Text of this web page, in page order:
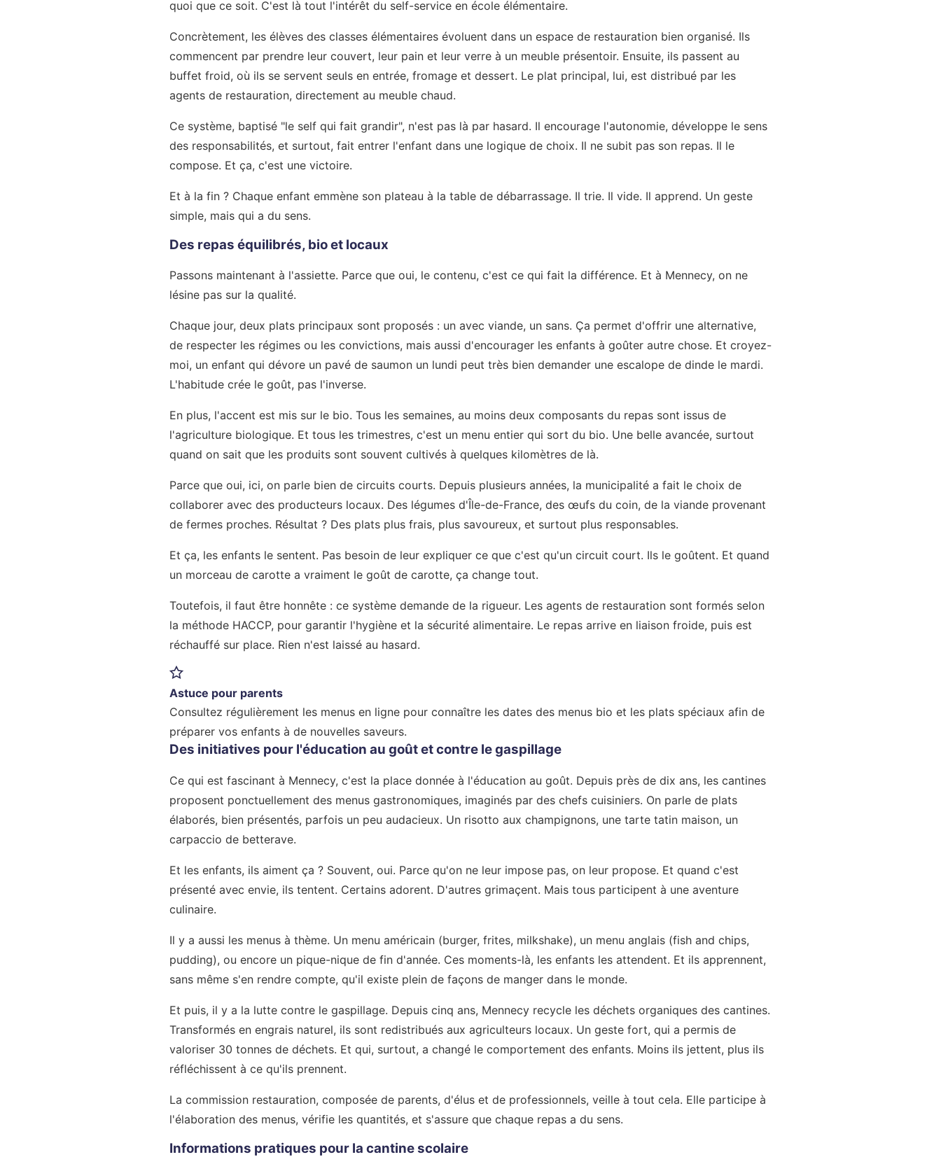
quoi que ce soit. C'est là tout l'intérêt du self-service en école élémentaire.
Concrètement, les élèves des classes élémentaires évoluent dans un espace de restauration bien organisé. Ils
commencent par prendre leur couvert, leur pain et leur verre à un meuble présentoir. Ensuite, ils passent au
buffet froid, où ils se servent seuls en entrée, fromage et dessert. Le plat principal, lui, est distribué par les
agents de restauration, directement au meuble chaud.
Ce système, baptisé "le self qui fait grandir", n'est pas là par hasard. Il encourage l'autonomie, développe le sens
des responsabilités, et surtout, fait entrer l'enfant dans une logique de choix. Il ne subit pas son repas. Il le
compose. Et ça, c'est une victoire.
Et à la fin ? Chaque enfant emmène son plateau à la table de débarrassage. Il trie. Il vide. Il apprend. Un geste
simple, mais qui a du sens.
Des repas équilibrés, bio et locaux
Passons maintenant à l'assiette. Parce que oui, le contenu, c'est ce qui fait la différence. Et à Mennecy, on ne
lésine pas sur la qualité.
Chaque jour, deux plats principaux sont proposés : un avec viande, un sans. Ça permet d'offrir une alternative,
de respecter les régimes ou les convictions, mais aussi d'encourager les enfants à goûter autre chose. Et croyez-
moi, un enfant qui dévore un pavé de saumon un lundi peut très bien demander une escalope de dinde le mardi.
L'habitude crée le goût, pas l'inverse.
En plus, l'accent est mis sur le bio. Tous les semaines, au moins deux composants du repas sont issus de
l'agriculture biologique. Et tous les trimestres, c'est un menu entier qui sort du bio. Une belle avancée, surtout
quand on sait que les produits sont souvent cultivés à quelques kilomètres de là.
Parce que oui, ici, on parle bien de circuits courts. Depuis plusieurs années, la municipalité a fait le choix de
collaborer avec des producteurs locaux. Des légumes d'Île-de-France, des œufs du coin, de la viande provenant
de fermes proches. Résultat ? Des plats plus frais, plus savoureux, et surtout plus responsables.
Et ça, les enfants le sentent. Pas besoin de leur expliquer ce que c'est qu'un circuit court. Ils le goûtent. Et quand
un morceau de carotte a vraiment le goût de carotte, ça change tout.
Toutefois, il faut être honnête : ce système demande de la rigueur. Les agents de restauration sont formés selon
la méthode HACCP, pour garantir l'hygiène et la sécurité alimentaire. Le repas arrive en liaison froide, puis est
réchauffé sur place. Rien n'est laissé au hasard.
Astuce pour parents
Consultez régulièrement les menus en ligne pour connaître les dates des menus bio et les plats spéciaux afin de
préparer vos enfants à de nouvelles saveurs.
Des initiatives pour l'éducation au goût et contre le gaspillage
Ce qui est fascinant à Mennecy, c'est la place donnée à l'éducation au goût. Depuis près de dix ans, les cantines
proposent ponctuellement des menus gastronomiques, imaginés par des chefs cuisiniers. On parle de plats
élaborés, bien présentés, parfois un peu audacieux. Un risotto aux champignons, une tarte tatin maison, un
carpaccio de betterave.
Et les enfants, ils aiment ça ? Souvent, oui. Parce qu'on ne leur impose pas, on leur propose. Et quand c'est
présenté avec envie, ils tentent. Certains adorent. D'autres grimaçent. Mais tous participent à une aventure
culinaire.
Il y a aussi les menus à thème. Un menu américain (burger, frites, milkshake), un menu anglais (fish and chips,
pudding), ou encore un pique-nique de fin d'année. Ces moments-là, les enfants les attendent. Et ils apprennent,
sans même s'en rendre compte, qu'il existe plein de façons de manger dans le monde.
Et puis, il y a la lutte contre le gaspillage. Depuis cinq ans, Mennecy recycle les déchets organiques des cantines.
Transformés en engrais naturel, ils sont redistribués aux agriculteurs locaux. Un geste fort, qui a permis de
valoriser 30 tonnes de déchets. Et qui, surtout, a changé le comportement des enfants. Moins ils jettent, plus ils
réfléchissent à ce qu'ils prennent.
La commission restauration, composée de parents, d'élus et de professionnels, veille à tout cela. Elle participe à
l'élaboration des menus, vérifie les quantités, et s'assure que chaque repas a du sens.
Informations pratiques pour la cantine scolaire